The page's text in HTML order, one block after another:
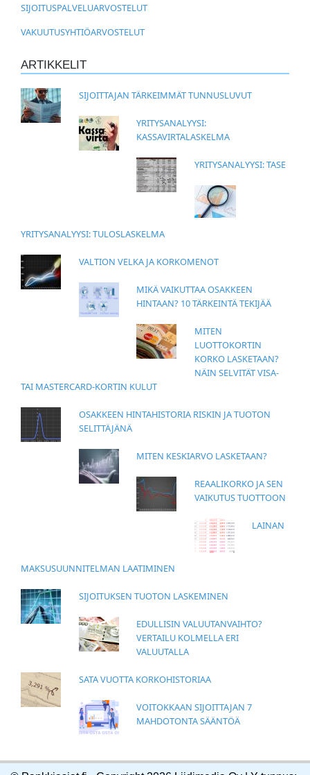
SIJOITUSPALVELUARVOSTELUT
VAKUUTUSYHTIÖARVOSTELUT
ARTIKKELIT
SIJOITTAJAN TÄRKEIMMÄT TUNNUSLUVUT
YRITYSANALYYSI:
KASSAVIRTALASKELMA
YRITYSANALYYSI: TASE
YRITYSANALYYSI: TULOSLASKELMA
VALTION VELKA JA KORKOMENOT
MIKÄ VAIKUTTAA OSAKKEEN
HINTAAN? 10 TÄRKEINTÄ TEKIJÄÄ
MITEN
LUOTTOKORTIN
KORKO LASKETAAN?
NÄIN SELVITÄT VISA-
TAI MASTERCARD-KORTIN KULUT
OSAKKEEN HINTAHISTORIA RISKIN JA TUOTON
SELITTÄJÄNÄ
MITEN KESKIARVO LASKETAAN?
REAALIKORKO JA SEN
VAIKUTUS TUOTTOON
LAINAN
MAKSUSUUNNITELMAN LAATIMINEN
SIJOITUKSEN TUOTON LASKEMINEN
EDULLISIN VALUUTANVAIHTO?
VERTAILU KOLMELLA ERI
VALUUTALLA
SATA VUOTTA KORKOHISTORIAA
VOITOKKAAN SIJOITTAJAN 7
MAHDOTONTA SÄÄNTÖÄ